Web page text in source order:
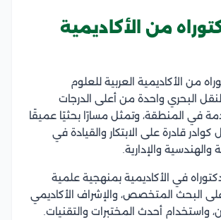
من الأكاديمية
من الأكاديمية العربية للعلوم
البحري واحدة من أعلى الدرجات
في المنطقة، وتمثل مسارًا بحثيًا عميقًا
قادرة على الابتكار والقيادة في
والهندسية والإدارية.
في الأكاديمية بمنهجية علمية
البحث المتخصص، والإشراف الأكاديمي
واستخدام أحدث المختبرات والتقنيات.